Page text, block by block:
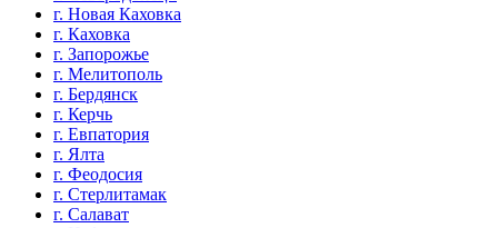
г. Новая Каховка
г. Каховка
г. Запорожье
г. Мелитополь
г. Бердянск
г. Керчь
г. Евпатория
г. Ялта
г. Феодосия
г. Стерлитамак
г. Салават